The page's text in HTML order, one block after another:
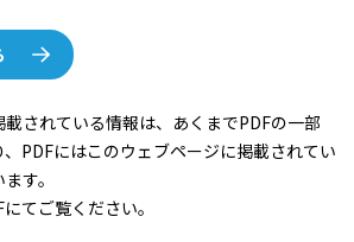
されている情報は、あくまでPDFの一部
PDFにはこのウェブページに掲載されてい
す。
てご覧ください。